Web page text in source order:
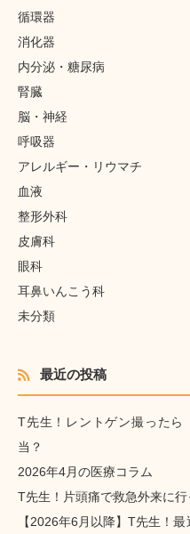
循環器
消化器
内分泌・糖尿病
腎臓
脳・神経
呼吸器
アレルギー・リウマチ
血液
整形外科
皮膚科
眼科
耳鼻いんこう科
未分類
最近の投稿
T先生！レントゲン撮ったら
当？
2026年4月の医療コラム
T先生！片頭痛で救急外来に
【2026年6月以降】T先生！